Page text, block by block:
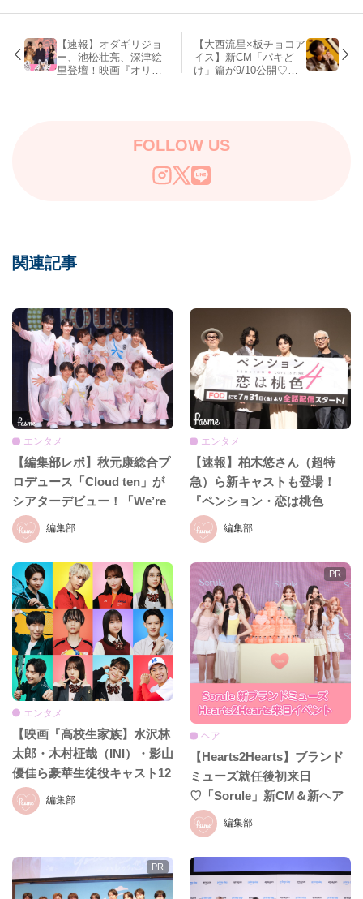
【速報】オダギリジョ
ー、池松壮亮、深津絵
里登壇！映画『オリバ
【大西流星×板チョコア
イス】新CM「パキど
け」篇が9/10公開♡撮
FOLLOW US
関連記事
編集部
エンタメ
【編集部レポ】秋元康総合プ
ロデュース「Cloud ten」が
シアターデビュー！「We’re
Cloud ten」公開ゲネプロの
様子をレポ♡
編集部
エンタメ
【速報】柏木悠さん（超特
急）ら新キャストも登場！
『ペンション・恋は桃色
season4』完成披露イベント
をレポ♡
編集部
エンタメ
【映画『高校生家族】水沢林
太郎・木村柾哉（INI）・影山
優佳ら豪華生徒役キャスト12
名が解禁！青春フルスロット
ルな実写映画に注目♡
編集部
ヘア
【Hearts2Hearts】ブランド
ミューズ就任後初来日
♡「Sorule」新CM＆新ヘア
ケアライン発表イベント